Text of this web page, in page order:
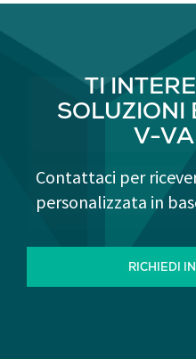
TI
SOLUZIONI
V-
Contattaci per
personalizzata in
RICHIEDI